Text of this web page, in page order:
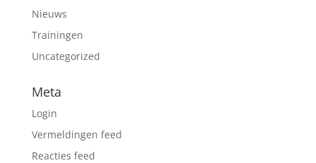
Nieuws
Trainingen
Uncategorized
Meta
Login
Vermeldingen feed
Reacties feed